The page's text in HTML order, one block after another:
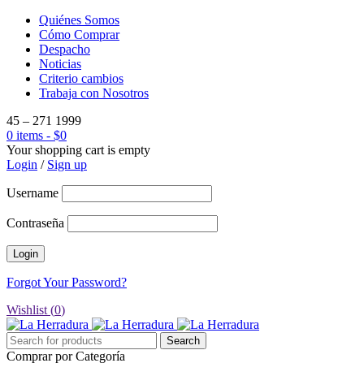
Quiénes Somos
Cómo Comprar
Despacho
Noticias
Criterio cambios
Trabaja con Nosotros
45 – 271 1999
0 items - $0
Your shopping cart is empty
Login / Sign up
Username
Contraseña
Forgot Your Password?
Wishlist (0)
Comprar por Categoría